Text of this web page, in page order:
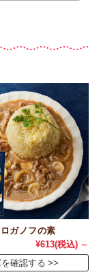
ガノフの素
¥613(税込) ～
確認する